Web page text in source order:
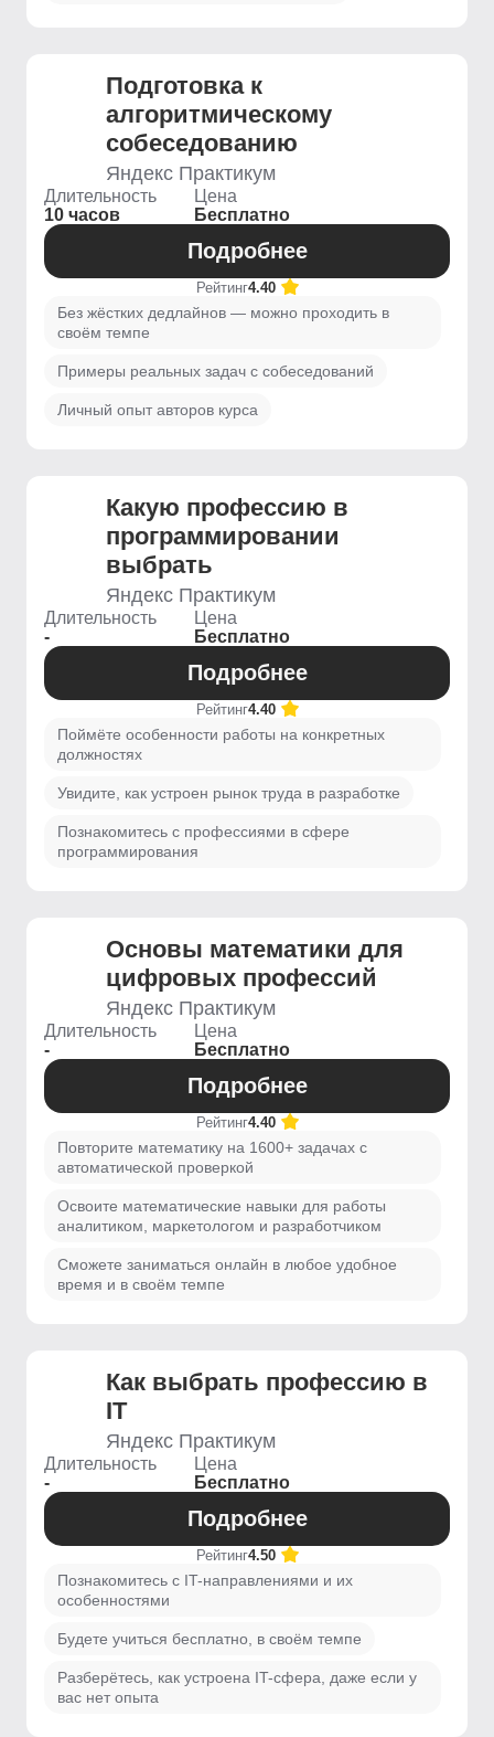
Подготовка к
алгоритмическому
собеседованию
Яндекс Практикум
Длительность
10 часов
Цена
Бесплатно
Подробнее
Рейтинг4.40
Без жёстких дедлайнов — можно проходить в
своём темпе
Примеры реальных задач с собеседований
Личный опыт авторов курса
Какую профессию в
программировании
выбрать
Яндекс Практикум
Длительность
-
Цена
Бесплатно
Подробнее
Рейтинг4.40
Поймёте особенности работы на конкретных
должностях
Увидите, как устроен рынок труда в разработке
Познакомитесь с профессиями в сфере
программирования
Основы математики для
цифровых профессий
Яндекс Практикум
Длительность
-
Цена
Бесплатно
Подробнее
Рейтинг4.40
Повторите математику на 1600+ задачах с
автоматической проверкой
Освоите математические навыки для работы
аналитиком, маркетологом и разработчиком
Сможете заниматься онлайн в любое удобное
время и в своём темпе
Как выбрать профессию в
IT
Яндекс Практикум
Длительность
-
Цена
Бесплатно
Подробнее
Рейтинг4.50
Познакомитесь с IT-направлениями и их
особенностями
Будете учиться бесплатно, в своём темпе
Разберётесь, как устроена IT-сфера, даже если у
вас нет опыта